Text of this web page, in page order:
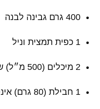
400 גרם גבינה לבנה
1 כפית תמצית וניל
2 מיכלים (500 מ״ל) שמנת מתוקה
1 חבילת (80 גרם) אינסטנט פודינג וניל